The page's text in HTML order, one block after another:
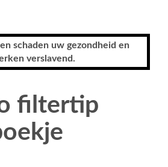
schaden uw gezondheid en
verslavend.
filtertip